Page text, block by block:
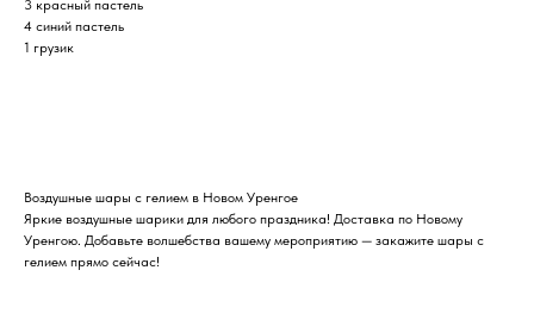
3 красный пастель
4 синий пастель
1 грузик
Воздушные шары с гелием в Новом Уренгое
Яркие воздушные шарики для любого праздника! Доставка по Новому
Уренгою. Добавьте волшебства вашему мероприятию — закажите шары с
гелием прямо сейчас!